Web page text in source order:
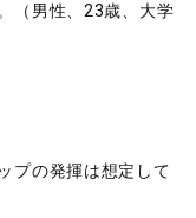
（男性、23歳、大学
プの発揮は想定して